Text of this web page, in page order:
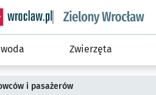
informacyjny wroclaw.pl
Zwierzęta
i pasażerów